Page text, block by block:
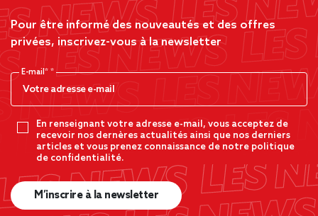
Pour être informé des nouveautés et des offres
privées, inscrivez-vous à la newsletter
E-mail*
En renseignant votre adresse e-mail, vous acceptez de
recevoir nos dernères actualités ainsi que nos derniers
articles et vous prenez connaissance de notre politique
de confidentialité.
M’inscrire à la newsletter